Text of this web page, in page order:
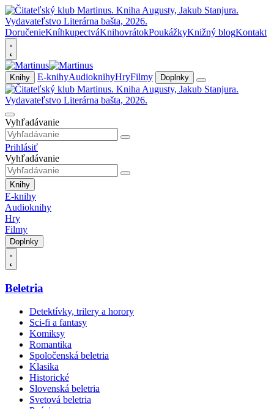
DoručenieKníhkupectváKnihovrátokPoukážkyKnižný blogKontakt
Knihy E-knihyAudioknihyHryFilmy Doplnky
Vyhľadávanie
Prihlásiť
Vyhľadávanie
Knihy
E-knihy
Audioknihy
Hry
Filmy
Doplnky
Beletria
Detektívky, trilery a horory
Sci-fi a fantasy
Komiksy
Romantika
Spoločenská beletria
Klasika
Historické
Slovenská beletria
Svetová beletria